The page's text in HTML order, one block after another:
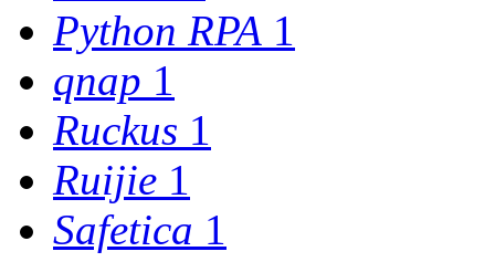
Python RPA 1
qnap 1
Ruckus 1
Ruijie 1
Safetica 1